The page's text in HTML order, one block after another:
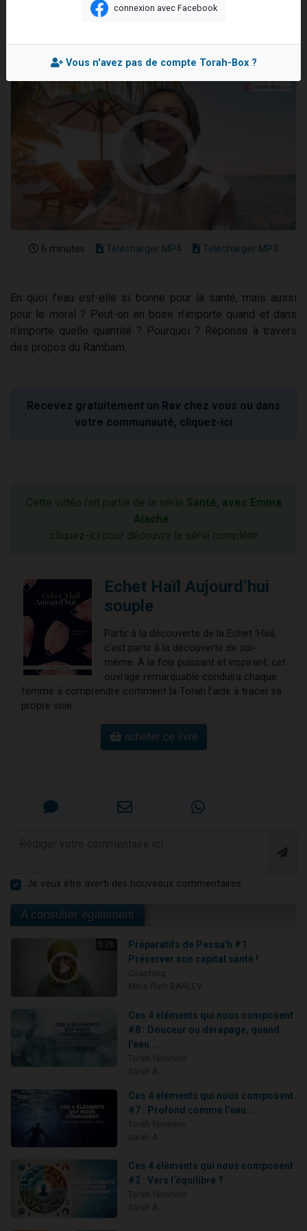
Eva vient de donner son Maasser
Mis en ligne le Mercredi 17 Mai 2023
6 minutes Télécharger MP4 Télécharger MP3
En quoi l’eau est-elle si bonne pour la santé, mais aussi
pour le moral ? Peut-on en boire n’importe quand et dans
n’importe quelle quantité ? Pourquoi ? Réponse à travers
des propos du Rambam.
Recevez gratuitement un Rav chez vous ou dans
votre communauté, cliquez-ici
Cette vidéo fait partie de la série Santé, avec Emma
Aïache :
cliquez-ici pour découvrir la série complète
Echet Haïl Aujourd’hui
souple
Partir à la découverte de la Echet ‘Haïl,
c’est partir à la découverte de soi-
même. À la fois puissant et inspirant, cet
ouvrage remarquable conduira chaque
femme à comprendre comment la Torah l’aide à tracer sa
propre voie.
acheter ce livre
Je veux être averti des nouveaux commentaires
A consulter également
5:26
Préparatifs de Pessa'h #1 :
Préserver son capital santé !
Ces 4 éléments qui nous composent
#8 : Douceur ou dérapage, quand
l'eau...
Ces 4 éléments qui nous composent
#7 : Profond comme l'eau...
Ces 4 éléments qui nous composent
#2 : Vers l’équilibre ?
connexion avec Facebook
Vous n'avez pas de compte Torah-Box ?